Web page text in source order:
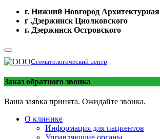
г. Нижний Новгород Архитектурная
г .Дзержинск Циолковского
г. Дзержинск Островского
Стоматологический центр
Заказ обратного звонка
Ваша заявка принята. Ожидайте звонка.
О клинике
Информация для пациентов